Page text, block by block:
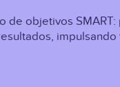
de objetivos SMART: